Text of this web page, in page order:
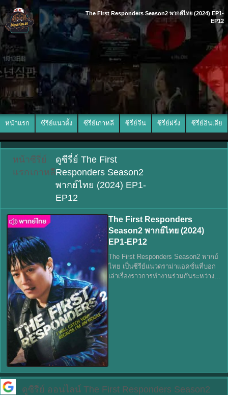
The First Responders Season2 พากย์ไทย (2024) EP1-
EP12
หน้าแรก ซีรีย์แนวตั้ง ซีรี่ย์เกาหลี ซีรี่ย์จีน ซีรี่ย์ฝรั่ง ซีรี่ย์อินเดีย
หน้า
แรก
ซีรี่ย์
เกาหลี
ดูซีรี่ย์ The First
Responders Season2
พากย์ไทย (2024) EP1-
EP12
The First Responders
Season2 พากย์ไทย (2024)
EP1-EP12
The First Responders Season2 พากย์
ไทย เป็นซีรีย์แนวดราม่าแอคชั่นที่บอก
เล่าเรื่องราวการทำงานร่วมกันระหว่าง
ดูซีรี่ย์ ออนไลน์ The First Responders Season2